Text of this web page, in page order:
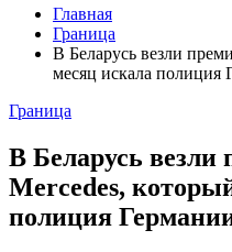
Главная
Граница
В Беларусь везли
месяц искала полиция
Граница
В Беларусь
Mercedes,
полиция